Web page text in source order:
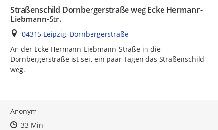
Straßenschild Dornbergerstraße weg Ecke Hermann-
Liebmann-Str.
Ort
04315 Leipzig, Dornbergerstraße
An der Ecke Hermann-Liebmann-Straße in die
Dornbergerstraße ist seit ein paar Tagen das Straßenschild
weg.
Anonym
Zeitpunkt des Erstellens
Zeitpunkt des Erstellens
33 MinZur Äußerung